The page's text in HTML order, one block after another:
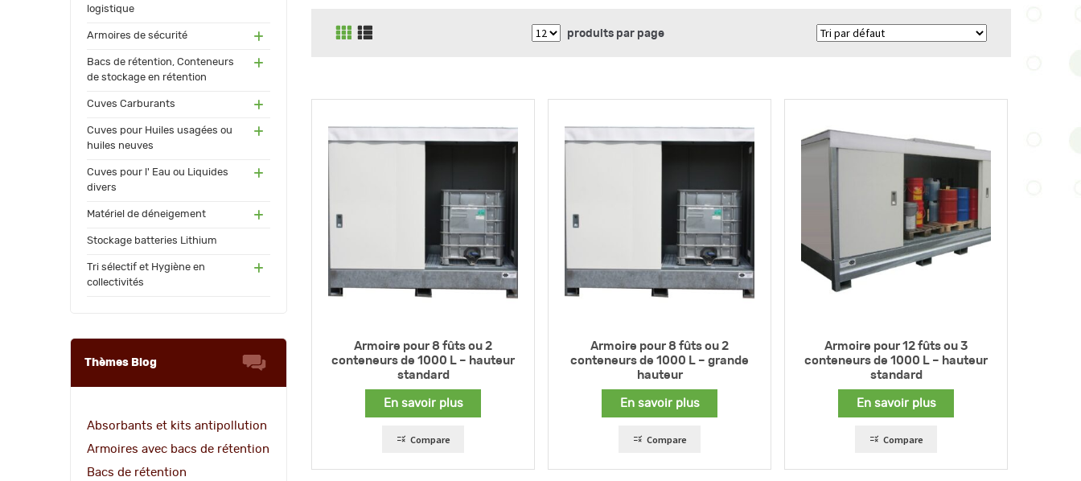
logistique
Armoires de sécurité (91)
Bacs de rétention, Conteneurs
de stockage en rétention
(171
Cuves Carburants
(17
Cuves pour Huiles usagées ou
huiles neuves
(24)
Cuves pour l' Eau ou Liquides
divers
(72)
Matériel de déneigement
(34
Stockage batteries Lithium
Tri sélectif et Hygiène en
collectivités
(13
Thèmes Blog
Absorbants et kits antipollution
Armoires avec bacs de rétention
Bacs de rétention
produits par page
Armoire pour 8 fûts ou 2
conteneurs de 1000 L – hauteur
standard
En savoir plus
Compare
Armoire pour 8 fûts ou 2
conteneurs de 1000 L – grande
hauteur
En savoir plus
Compare
Armoire pour 12 fûts ou 3
conteneurs de 1000 L – hauteur
standard
En savoir plus
Compare